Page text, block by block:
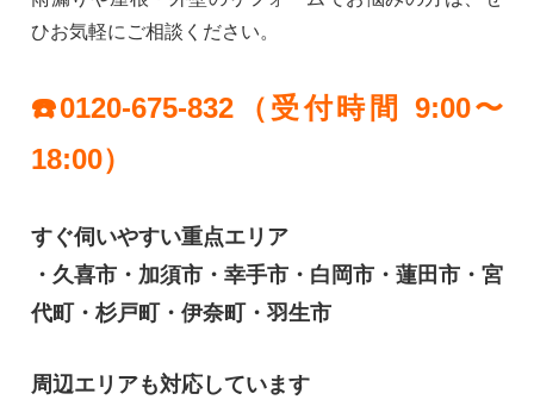
ひお気軽にご相談ください。
☎️0120-675-832（受付時間 9:00〜
18:00）
すぐ伺いやすい重点エリア
・久喜市・加須市・幸手市・白岡市・蓮田市・宮
代町・杉戸町・伊奈町・羽生市
周辺エリアも対応しています